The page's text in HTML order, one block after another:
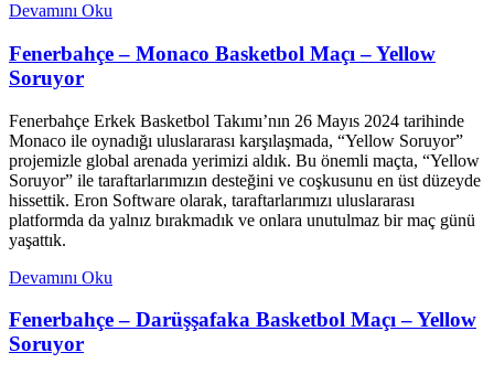
Devamını Oku
Fenerbahçe – Monaco Basketbol Maçı – Yellow
Soruyor
Fenerbahçe Erkek Basketbol Takımı’nın 26 Mayıs 2024 tarihinde
Monaco ile oynadığı uluslararası karşılaşmada, “Yellow Soruyor”
projemizle global arenada yerimizi aldık. Bu önemli maçta, “Yellow
Soruyor” ile taraftarlarımızın desteğini ve coşkusunu en üst düzeyde
hissettik. Eron Software olarak, taraftarlarımızı uluslararası
platformda da yalnız bırakmadık ve onlara unutulmaz bir maç günü
yaşattık.
Devamını Oku
Fenerbahçe – Darüşşafaka Basketbol Maçı – Yellow
Soruyor